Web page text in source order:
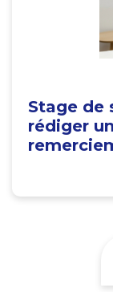
Stage de
rédiger